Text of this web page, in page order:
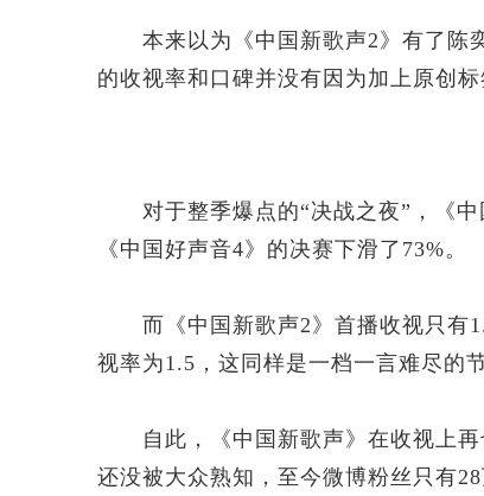
本来以为《中国新歌声2》有了陈
的收视率和口碑并没有因为加上原创标
对于整季爆点的“决战之夜”，《中
《中国好声音4》的决赛下滑了73%。
而《中国新歌声2》首播收视只有
视率为1.5，这同样是一档一言难尽的节
自此，《中国新歌声》在收视上再
还没被大众熟知，至今微博粉丝只有